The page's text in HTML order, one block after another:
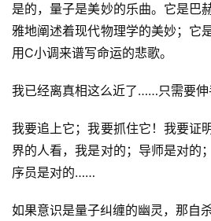
是的，量子是美妙的乐曲。它是巴
雅地阐述着现代物理学的美妙；它
用C小调来谱写命运的悲歌。
我已经离真相这么近了……只需要伸
我要追上它；我要抓住它！我要证
界的人看，我是对的；导师是对的
序员是对的……
如果意识是量子纠缠的幽灵，那自